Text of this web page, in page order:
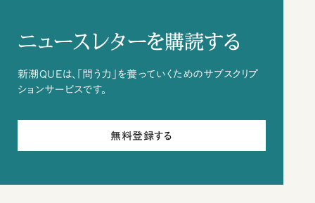
ニュースレターを購読する
新潮QUEは、「問う力」を養っていくためのサブスクリプ
ションサービスです。
無料登録する